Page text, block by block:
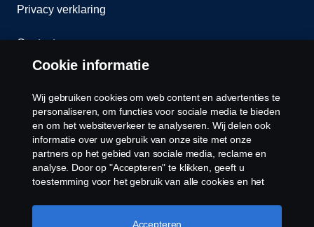
Privacy verklaring
Contact
Cookiebeleid
Cookies
Cookie informatie
Wij gebruiken cookies om web content en advertenties te
personaliseren, om functies voor sociale media te bieden
en om het websiteverkeer te analyseren. Wij delen ook
informatie over uw gebruik van onze site met onze
partners op het gebied van sociale media, reclame en
analyse. Door op "Accepteren" te klikken, geeft u
toestemming voor het gebruik van alle cookies en het
door op "Cookie Instellingen" te klikken en de
categorieën te selecteren die u wilt accepteren. Voor een
Accepteren